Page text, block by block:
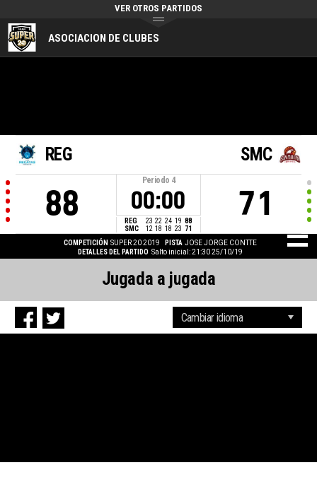
ASOCIACION DE CLUBES
VER OTROS PARTIDOS
REG
88
Periodo 4
00:00
REG 23 22 24 19 88
SMC
12 18 18 23 71
SMC
71
COMPETICIÓN SUPER 20 2019 PISTA JOSE JORGE CONTTE
DETALLES DEL PARTIDO Salto inicial: 21:30 25/10/19
Jugada a jugada